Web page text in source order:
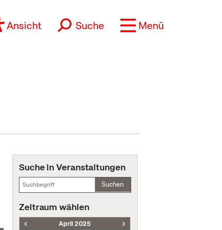
Ansicht Suche Menü
Suche in Veranstaltungen
Suchen
Zeitraum wählen
April 2025